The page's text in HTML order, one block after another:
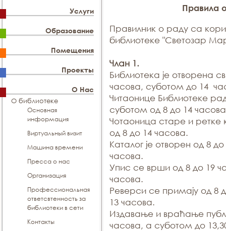
Услуги
Образование
Помещения
Проекты
О Нас
О библиотеке
Основная
информация
Виртуальный визит
Машина времени
Пресса о нас
Организация
Профессиональная
ответсвтенность за
библиотеки в сети
Контакты
Правила
Правилник о раду са
библиотеке "Светозар
Члан 1.
Библиотека је отворена
часова, суботом до 14
Читаонице Библиотеке
суботом од 8 до 14
Чотаоница старе и
од 8 до 14 часова.
Каталог је отворен од 8
часова.
Упис се врши од 8 до 19
часова.
Реверси се примају од 8
13 часова.
Издавање и враћање
часова, а суботом до